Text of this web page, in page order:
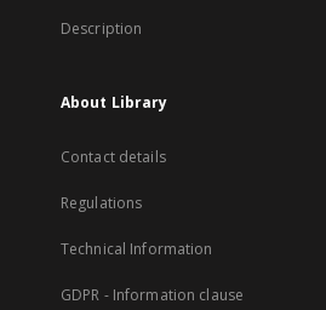
Description
About Library
Contact details
Regulations
Technical Information
GDPR - Information clause